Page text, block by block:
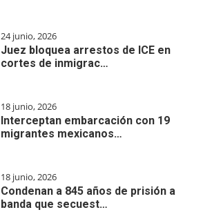
24 junio, 2026
Juez bloquea arrestos de ICE en
cortes de inmigrac…
18 junio, 2026
Interceptan embarcación con 19
migrantes mexicanos…
18 junio, 2026
Condenan a 845 años de prisión a
banda que secuest…